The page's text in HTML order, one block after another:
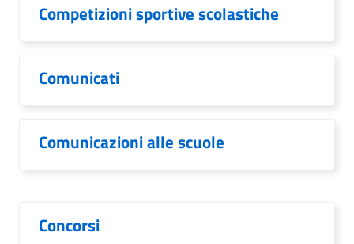
Competizioni sportive scolastiche
Comunicati
Comunicazioni alle scuole
Concorsi